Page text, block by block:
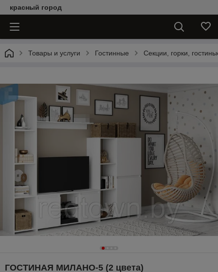
красный город
Товары и услуги Гостинные Секции, горки,
ГОСТИНАЯ МИЛАНО-5 (2 цвета)